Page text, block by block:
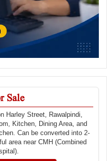
Sale
Harley Street, Rawalpindi,
Kitchen, Dining Area, and
Can be converted into 2-
area near CMH (Combined